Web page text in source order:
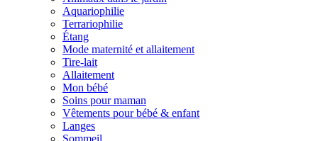
Aquariophilie
Terrariophilie
Étang
Mode maternité et allaitement
Tire-lait
Allaitement
Mon bébé
Soins pour maman
Vêtements pour bébé & enfant
Langes
Sommeil